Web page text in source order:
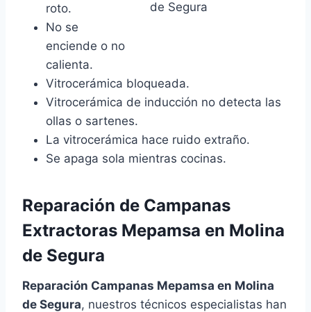
roto.
No se
enciende o no
calienta.
Vitrocerámica bloqueada.
Vitrocerámica de inducción no detecta las
ollas o sartenes.
La vitrocerámica hace ruido extraño.
Se apaga sola mientras cocinas.
Reparación de Campanas
Extractoras Mepamsa en Molina
de Segura
Reparación Campanas Mepamsa en Molina
de Segura, nuestros técnicos especialistas han